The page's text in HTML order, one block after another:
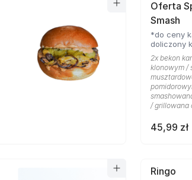
Oferta
Smash
*do ceny
doliczony
2x bekon
klonowym /
/ grillowana
45,99 zł
Ringo